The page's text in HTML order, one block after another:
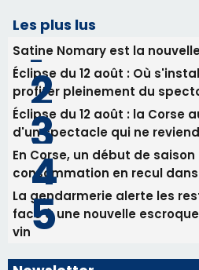
face à une nouvelle
vin
Newsletter
Inscrivez-vous à la newsletter
email les infos les plus
nos meilleurs articles